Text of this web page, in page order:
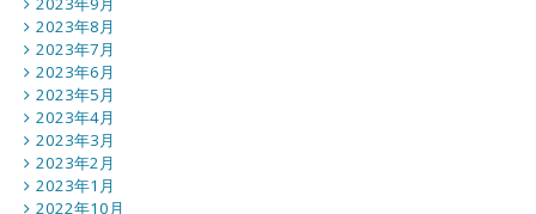
2023年8月
2023年7月
2023年6月
2023年5月
2023年4月
2023年3月
2023年2月
2023年1月
2022年10月